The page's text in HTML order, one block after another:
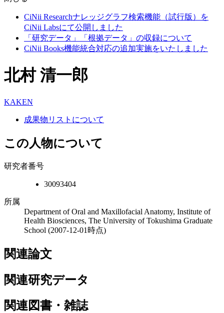
CiNii Researchナレッジグラフ検索機能（試行版）を
CiNii Labsにて公開しました
「研究データ」「根拠データ」の収録について
CiNii Books機能統合対応の追加実施をいたしました
北村 清一郎
KAKEN
成果物リストについて
この人物について
研究者番号
30093404
所属
Department of Oral and Maxillofacial Anatomy, Institute of
Health Biosciences, The University of Tokushima Graduate
School (2007-12-01時点)
関連論文
関連研究データ
関連図書・雑誌